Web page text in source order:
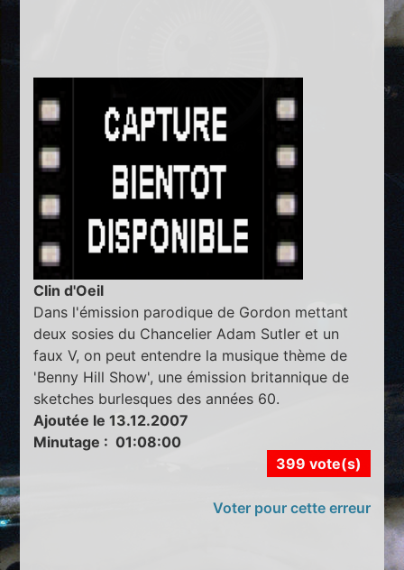
Clin d'Oeil
Dans l'émission parodique de Gordon mettant
deux sosies du Chancelier Adam Sutler et un
faux V, on peut entendre la musique thème de
'Benny Hill Show', une émission britannique de
sketches burlesques des années 60.
Ajoutée le 13.12.2007
Minutage : 01:08:00
399 vote(s)
Voter pour cette erreur